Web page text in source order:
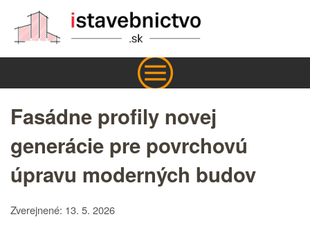
Fasádne profily novej
generácie pre povrchovú
úpravu moderných budov
Zverejnené: 13. 5. 2026